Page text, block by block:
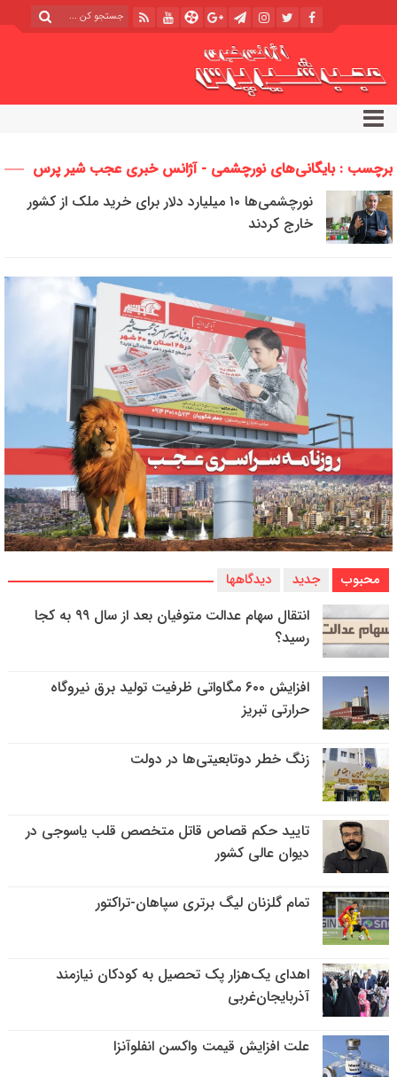
برچسب : بایگانی‌های نورچشمی - آژانس خبری عجب شیر پرس
نورچشمی‌ها ۱۰ میلیارد دلار برای خرید ملک از کشور
خارج کردند
محبوب جدید دیدگاهها
انتقال سهام عدالت متوفیان بعد از سال ۹۹ به کجا
رسید؟
افزایش ۶۰۰ مگاواتی ظرفیت تولید برق نیروگاه
حرارتی تبریز
زنگ خطر دوتابعیتی‌ها در دولت
تایید حکم قصاص قاتل متخصص قلب یاسوجی در
دیوان عالی کشور
تمام گلزنان لیگ‌ برتری سپاهان-تراکتور
اهدای یک‌هزار پک تحصیل به کودکان نیازمند
آذربایجان‌غربی
علت افزایش قیمت واکسن انفلوآنزا